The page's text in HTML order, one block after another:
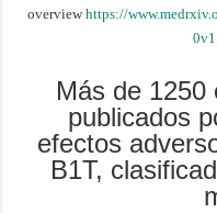
overviewhttps://
Más de 1250
publicados
efectos
B1T,